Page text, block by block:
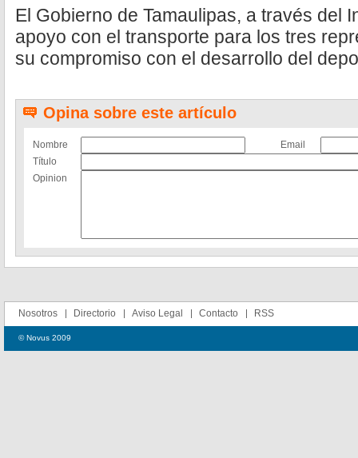
El Gobierno de Tamaulipas, a través del
apoyo con el transporte para los tres
su compromiso con el desarrollo del
Opina sobre este artículo
Nombre
Email
Título
Opinion
Nosotros Directorio Aviso Legal Contacto RSS
© Novus 2009